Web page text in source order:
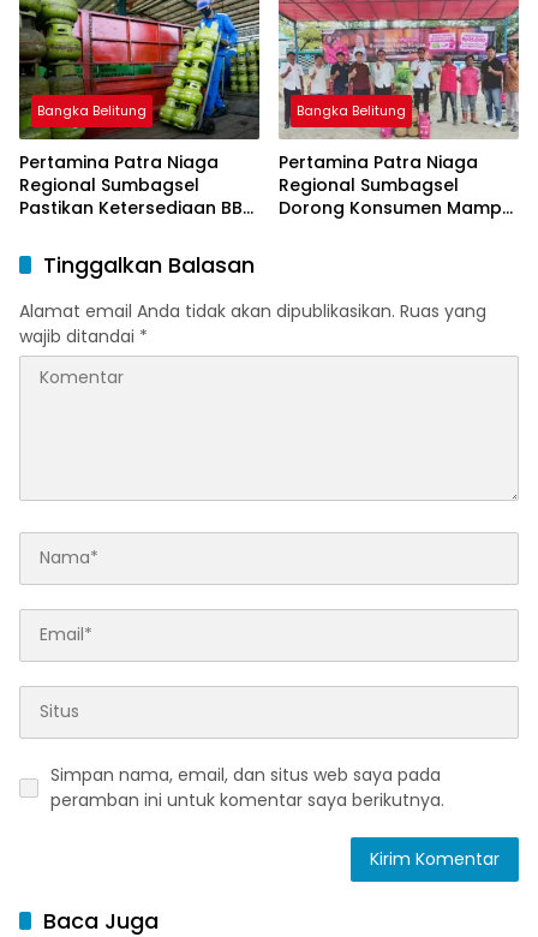
Bangka Belitung
Pertamina Patra Niaga
Regional Sumbagsel
Pastikan Ketersediaan BBM
Ramadan dan Menjelang
Idulfitri
Bangka Belitung
Pertamina Patra Niaga
Regional Sumbagsel
Dorong Konsumen Mampu
Tinggalkan Balasan
Alamat email Anda tidak akan dipublikasikan. Ruas yang
wajib ditandai *
Simpan nama, email, dan situs web saya pada
peramban ini untuk komentar saya berikutnya.
Baca Juga